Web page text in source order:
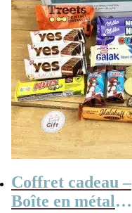
Coffret cadeau –
Boîte en métal